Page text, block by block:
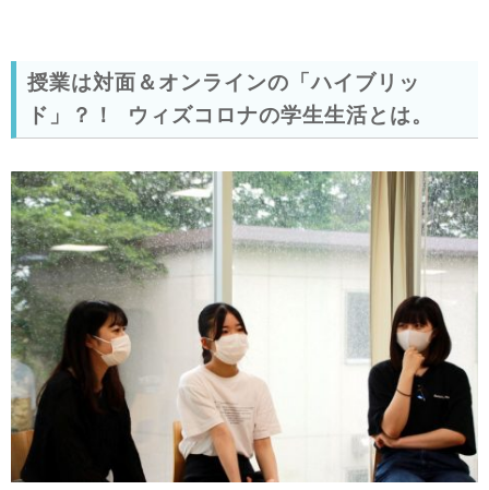
授業は対面＆オンラインの「ハイブリッ
ド」？！ ウィズコロナの学生生活とは。